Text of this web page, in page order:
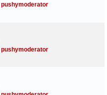
pushymoderator
pushymoderator